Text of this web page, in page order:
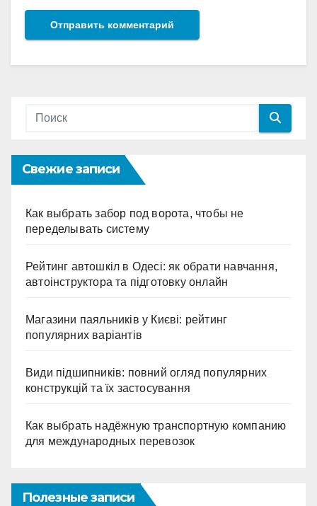
Свежие записи
Как выбрать забор под ворота, чтобы не
переделывать систему
Рейтинг автошкіл в Одесі: як обрати навчання,
автоінструктора та підготовку онлайн
Магазини паяльників у Києві: рейтинг
популярних варіантів
Види підшипників: повний огляд популярних
конструкцій та їх застосування
Как выбрать надёжную транспортную компанию
для международных перевозок
Полезные записи